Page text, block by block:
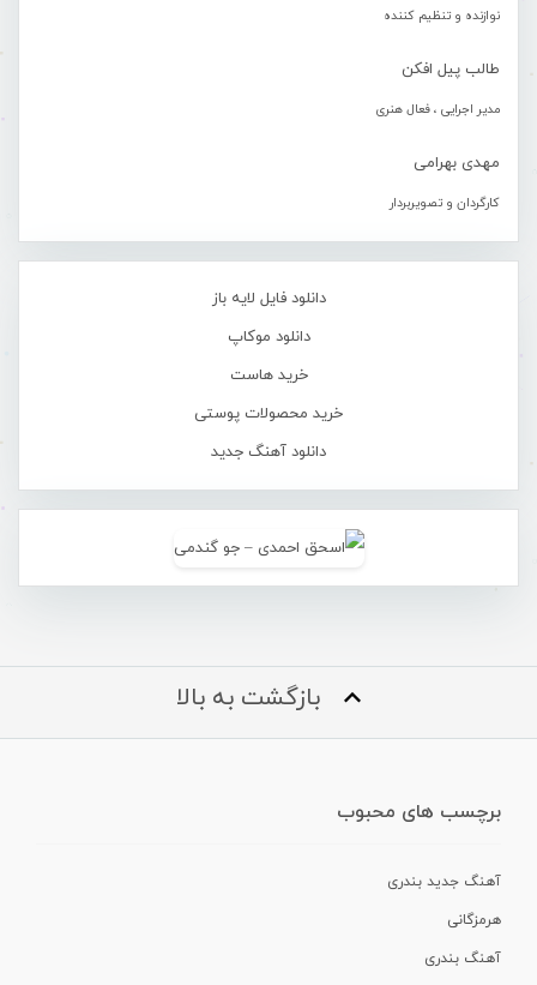
نوازنده و تنظیم کننده
طالب پیل افکن
مدیر اجرایی ، فعال هنری
مهدی بهرامی
کارگردان و تصویربردار
دانلود فایل لایه باز
دانلود موکاپ
خرید هاست
خرید محصولات پوستی
دانلود آهنگ جدید
بازگشت به بالا
برچسب های محبوب
آهنگ جدید بندری
هرمزگانی
آهنگ بندری